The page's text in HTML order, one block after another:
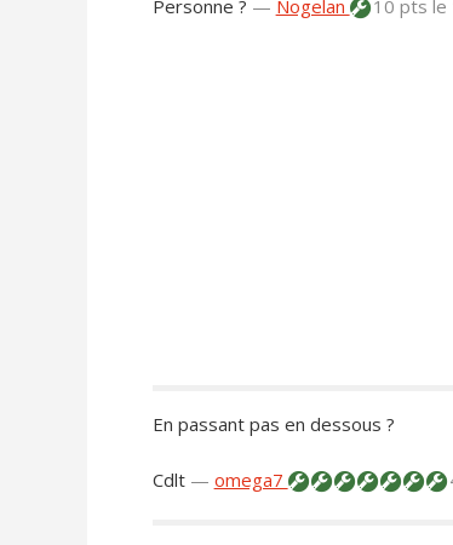
Personne ? — Nogelan 10 pts le
En passant pas en dessous ?
Cdlt — omega7